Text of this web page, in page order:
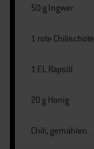
50 g Ingwer
1 rote Chilischote
1 EL Rapsöl
20 g Honig
Chili, gemahlen